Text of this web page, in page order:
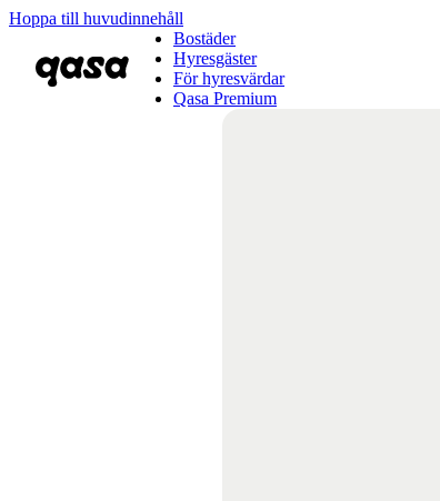
Hoppa till huvudinnehåll
Bostäder
Hyresgäster
För hyresvärdar
Qasa Premium